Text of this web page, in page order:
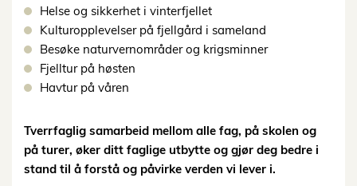
Helse og sikkerhet i vinterfjellet
Kulturopplevelser på fjellgård i sameland
Besøke naturvernområder og krigsminner
Fjelltur på høsten
Havtur på våren
Tverrfaglig samarbeid mellom alle fag, på skolen og
på turer, øker ditt faglige utbytte og gjør deg bedre i
stand til å forstå og påvirke verden vi lever i.